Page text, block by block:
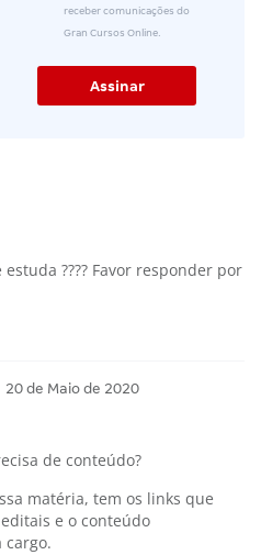
receber comunicações do
Gran Cursos Online.
???? Favor responder por
20 de Maio de 2020
de conteúdo?
matéria, tem os links que
e o conteúdo
cargo.